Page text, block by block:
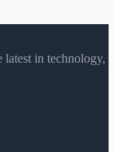
in technology,